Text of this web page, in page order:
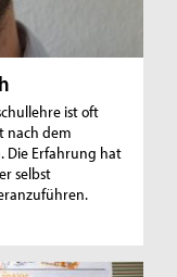
ist oft
nach dem
Die Erfahrung hat
selbst